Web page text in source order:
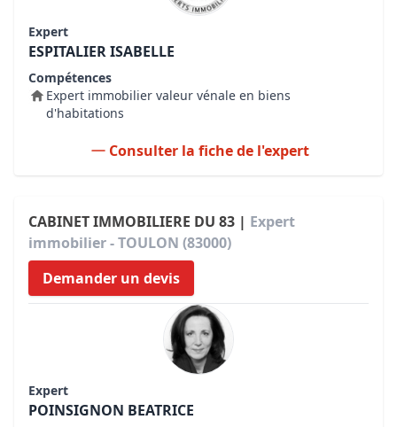
Expert
ESPITALIER ISABELLE
Compétences
Expert immobilier valeur vénale en biens
d'habitations
Consulter la fiche de l'expert
CABINET IMMOBILIERE DU 83 | Expert
immobilier - TOULON (83000)
Demander un devis
Expert
POINSIGNON BEATRICE